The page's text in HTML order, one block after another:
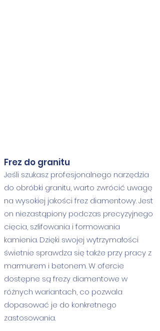
Frez do granitu
Jeśli szukasz profesjonalnego narzędzia
do obróbki granitu, warto zwrócić uwagę
na wysokiej jakości frez diamentowy. Jest
on niezastąpiony podczas precyzyjnego
cięcia, szlifowania i formowania
kamienia. Dzięki swojej wytrzymałości
świetnie sprawdza się także przy pracy z
marmurem i betonem. W ofercie
dostępne są frezy diamentowe w
różnych wariantach, co pozwala
dopasować je do konkretnego
zastosowania.